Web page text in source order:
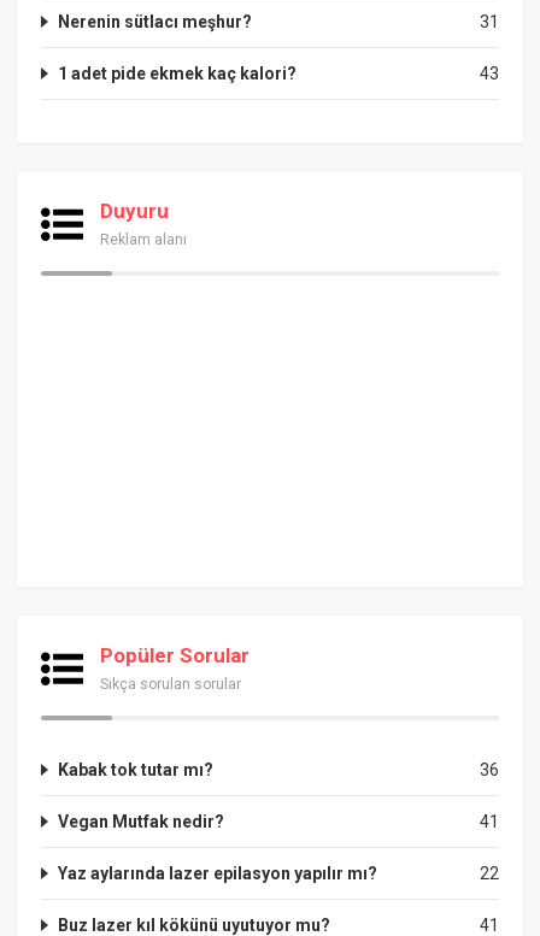
31
Nerenin sütlacı meşhur?
43
1 adet pide ekmek kaç kalori?
Duyuru
Reklam alanı
Popüler Sorular
Sıkça sorulan sorular
36
Kabak tok tutar mı?
41
Vegan Mutfak nedir?
22
Yaz aylarında lazer epilasyon yapılır mı?
41
Buz lazer kıl kökünü uyutuyor mu?